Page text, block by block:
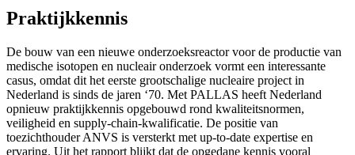
Praktijkkennis
De bouw van een nieuwe onderzoeksreactor voor de productie van
medische isotopen en nucleair onderzoek vormt een interessante
casus, omdat dit het eerste grootschalige nucleaire project in
Nederland is sinds de jaren ‘70. Met PALLAS heeft Nederland
opnieuw praktijkkennis opgebouwd rond kwaliteitsnormen,
veiligheid en supply‑chain‑kwalificatie. De positie van
toezichthouder ANVS is versterkt met up-to-date expertise en
ervaring. Uit het rapport blijkt dat de opgedane kennis vooral